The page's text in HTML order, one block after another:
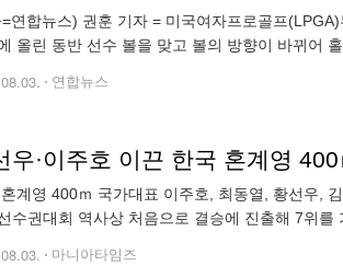
연합뉴스) 권훈 기자 = 미국여자프로골프
올린 동반 선수 볼을 맞고 볼의 방향이 바뀌어
연합뉴스
우·이주호 이끈 한국 혼계영
계영 400ｍ 국가대표 이주호, 최동열, 황선우,
수권대회 역사상 처음으로 결승에 진출해 7위를
마니아타임즈